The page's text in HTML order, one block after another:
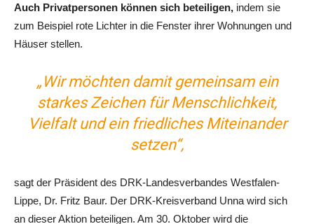
Auch Privatpersonen können sich beteiligen, indem sie
zum Beispiel rote Lichter in die Fenster ihrer Wohnungen und
Häuser stellen.
„Wir möchten damit gemeinsam ein
starkes Zeichen für Menschlichkeit,
Vielfalt und ein friedliches Miteinander
setzen“,
sagt der Präsident des DRK-Landesverbandes Westfalen-
Lippe, Dr. Fritz Baur. Der DRK-Kreisverband Unna wird sich
an dieser Aktion beteiligen. Am 30. Oktober wird die